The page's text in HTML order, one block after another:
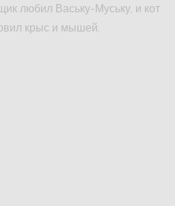
любил Ваську-Муську, и кот
крыс и мышей.